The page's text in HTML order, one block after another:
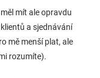
mít ale opravdu
a sjednávání
mě menší plat, ale
rozumíte).